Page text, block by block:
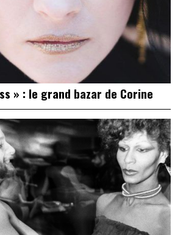
» : le grand bazar de Corine